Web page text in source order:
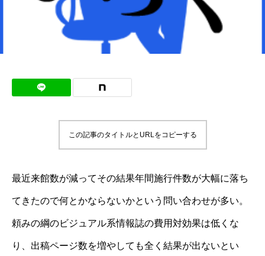
この記事のタイトルとURLをコピーする
最近来館数が減ってその結果年間施行件数が大幅に落ち
てきたので何とかならないかという問い合わせが多い。
頼みの綱のビジュアル系情報誌の費用対効果は低くな
り、出稿ページ数を増やしても全く結果が出ないとい